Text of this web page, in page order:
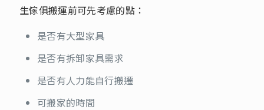
生傢俱搬運前可先考慮的點：
是否有大型家具
是否有拆卸家具需求
是否有人力能自行搬遷
可搬家的時間